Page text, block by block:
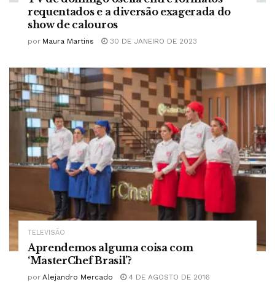
requentados e a diversão exagerada do
show de calouros
por Maura Martins 30 DE JANEIRO DE 2023
TELEVISÃO
Aprendemos alguma coisa com
‘MasterChef Brasil’?
por Alejandro Mercado 4 DE AGOSTO DE 2016